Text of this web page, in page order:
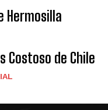
Hermosilla
Costoso de Chile